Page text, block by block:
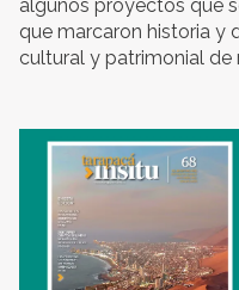
algunos proyectos que
que marcaron historia y
cultural y patrimonial de